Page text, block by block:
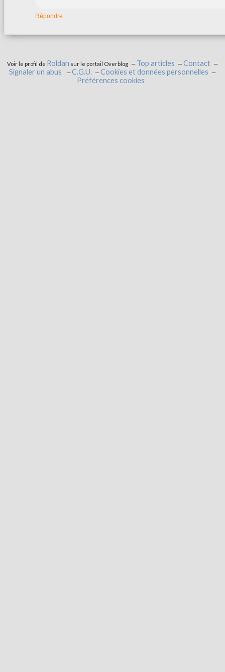
Répondre
Voir le profil de Roldan sur le portail Overblog Top articles
Contact
Signaler un abus
C.G.U.
Cookies et données personnelles
Préférences cookies